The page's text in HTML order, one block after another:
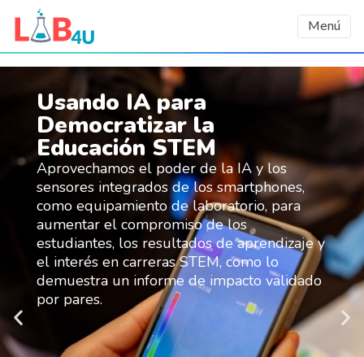
Menú
Usando IA para
Democratizar la
Educación STEM
Aprovechamos el poder de la IA y los
sensores integrados de los smartphones,
como equipamiento de laboratorio, para
aumentar el compromiso de los
estudiantes, los resultados de aprendizaje y
el interés en carreras STEM, como lo
demuestra un informe de impacto validado
por pares.